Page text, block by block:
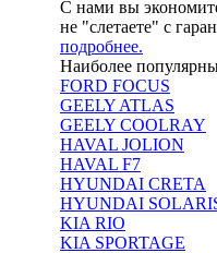
С нами вы
не "слетаете" с
подробнее.
Наиболее
FORD FOCUS
GEELY ATLAS
GEELY COOLRAY
HAVAL JOLION
HAVAL F7
HYUNDAI CRETA
HYUNDAI
KIA RIO
KIA SPORTAGE